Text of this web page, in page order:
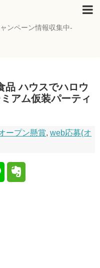
ンペーン情報収集中-
品 ハウスでハロウ
アム仮装パーティ
ープン懸賞,web応募(オ